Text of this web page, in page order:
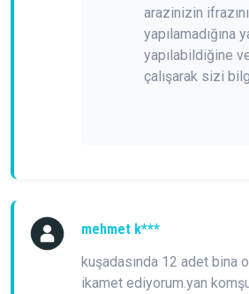
arazinizin
yapılamadığına
yapılabildiğine
çalışarak sizi
mehmet k***
kuşadasında 12 adet bina
ikamet ediyorum.yan